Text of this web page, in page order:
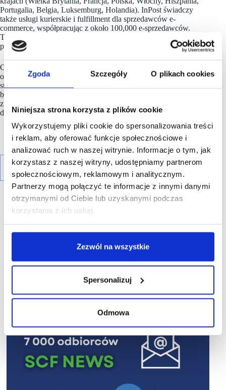
Zgoda Szczegóły O plikach cookies
Niniejsza strona korzysta z plików cookie
Wykorzystujemy pliki cookie do spersonalizowania treści
i reklam, aby oferować funkcje społecznościowe i
analizować ruch w naszej witrynie. Informacje o tym, jak
korzystasz z naszej witryny, udostępniamy partnerom
społecznościowym, reklamowym i analitycznym.
Partnerzy mogą połączyć te informacje z innymi danymi
otrzymanymi od Ciebie lub uzyskanymi podczas
korzystania z ich usług.
Zezwól na wszystkie
Spersonalizuj
Odmowa
Portugalia, Belgia, Luksemburg, Holandia). InPost świadczy
także usługi kurierskie i fulfillment dla sprzedawców e-
commerce, współpracując z około 100,000 e-sprzedawców.
Tylko w ciągu 2024 roku firma obsłużyła ponad miliard
przesyłek.
Od lat jednym z priorytetów firmy
o środowisko naturalne. Strategia Dekarbonizacji Grupy InPost
stanowi integralne uzupełnienie strategii
biznesowej.
z pierwszych na polskim rynku, zamierza osiągnąć NET-ZERO
do 2040 roku.
R E K L A M A